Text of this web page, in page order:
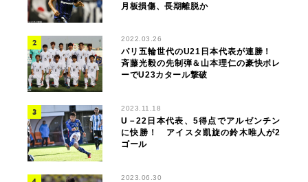
月板損傷、長期離脱か
2022.03.26
パリ五輪世代のU21日本代表が連勝！
斉藤光毅の先制弾＆山本理仁の豪快ボレ
ーでU23カタール撃破
2023.11.18
U－22日本代表、5得点でアルゼンチン
に快勝！ アイスタ凱旋の鈴木唯人が2
ゴール
2023.06.30